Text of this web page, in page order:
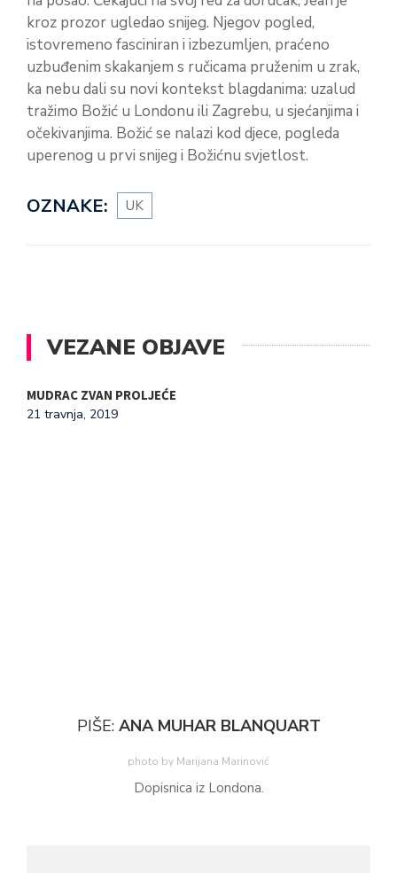
kroz prozor ugledao snijeg. Njegov pogled,
istovremeno fasciniran i izbezumljen, praćeno
uzbuđenim skakanjem s ručicama pruženim u zrak,
ka nebu dali su novi kontekst blagdanima: uzalud
tražimo Božić u Londonu ili Zagrebu, u sjećanjima i
očekivanjima. Božić se nalazi kod djece, pogleda
uperenog u prvi snijeg i Božićnu svjetlost.
OZNAKE: UK
VEZANE OBJAVE
MUDRAC ZVAN PROLJEĆE
21 travnja, 2019
PIŠE: ANA MUHAR BLANQUART
photo by Marijana Marinović
Dopisnica iz Londona.